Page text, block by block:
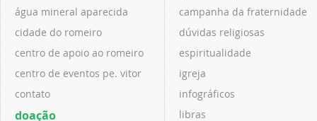
água mineral aparecida
cidade do romeiro
centro de apoio ao romeiro
centro de eventos pe. vitor
contato
doação
campanha da fraternidade
dúvidas religiosas
espiritualidade
igreja
infográficos
libras